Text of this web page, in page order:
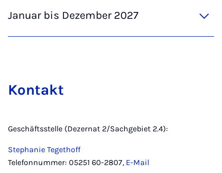
Januar bis Dezember 2027
Kontakt
Geschäftsstelle (Dezernat 2/Sachgebiet 2.4):
Stephanie Tegethoff
Telefonnummer: 05251 60-2807, E-Mail